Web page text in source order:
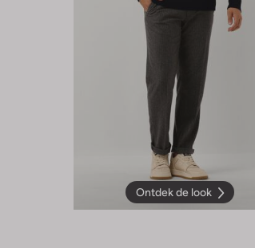
Ontdek de look